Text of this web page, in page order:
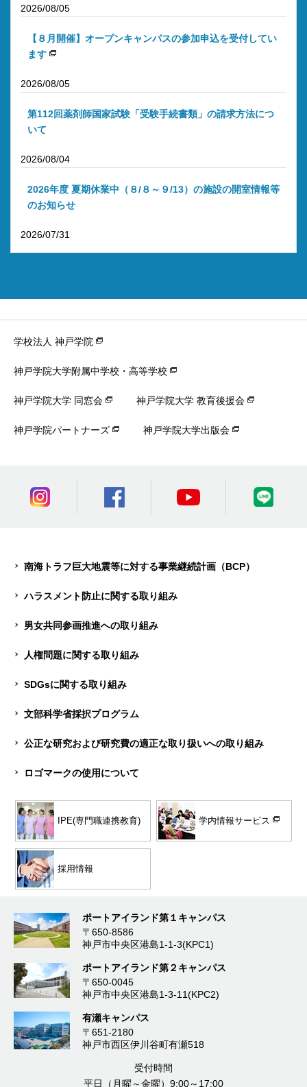
2026/08/05
【８月開催】オープンキャンパスの参加申込を受付してい
ます
2026/08/05
第112回薬剤師国家試験「受験手続書類」の請求方法につ
いて
2026/08/04
2026年度 夏期休業中（８/８～９/13）の施設の開室情報等
のお知らせ
2026/07/31
学校法人 神戸学院
神戸学院大学附属中学校・高等学校
神戸学院大学 同窓会 神戸学院大学 教育後援会
神戸学院パートナーズ 神戸学院大学出版会
南海トラフ巨大地震等に対する事業継続計画（BCP）
ハラスメント防止に関する取り組み
男女共同参画推進への取り組み
人権問題に関する取り組み
SDGsに関する取り組み
文部科学省採択プログラム
公正な研究および研究費の適正な取り扱いへの取り組み
ロゴマークの使用について
IPE(専門職連携教育) 学内情報サービス
採用情報
ポートアイランド第１キャンパス
〒650-8586
神戸市中央区港島1-1-3(KPC1)
ポートアイランド第２キャンパス
〒650-0045
神戸市中央区港島1-3-11(KPC2)
有瀬キャンパス
〒651-2180
神戸市西区伊川谷町有瀬518
受付時間
平日（月曜～金曜）9:00～17:00